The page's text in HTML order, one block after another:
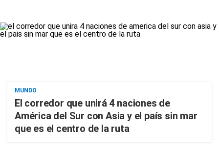
MUNDO
El corredor que unirá 4 naciones de
América del Sur con Asia y el país sin mar
que es el centro de la ruta